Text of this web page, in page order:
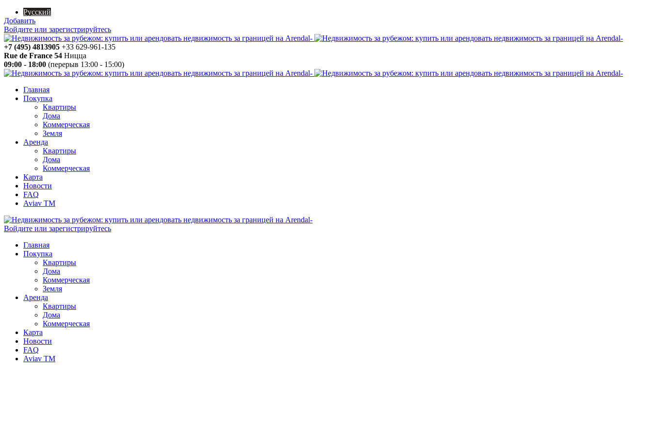
Русский
Добавить
Войдите или зарегистрируйтесь
+7 (495) 4813905 +33 629-961-135
Rue de France 54 Ницца
09:00 - 18:00 (перерыв 13:00 - 15:00)
Главная
Покупка
Квартиры
Дома
Коммерческая
Земля
Аренда
Квартиры
Дома
Коммерческая
Карта
Новости
FAQ
Aviav TM
Войдите или зарегистрируйтесь
Главная
Покупка
Квартиры
Дома
Коммерческая
Земля
Аренда
Квартиры
Дома
Коммерческая
Карта
Новости
FAQ
Aviav TM